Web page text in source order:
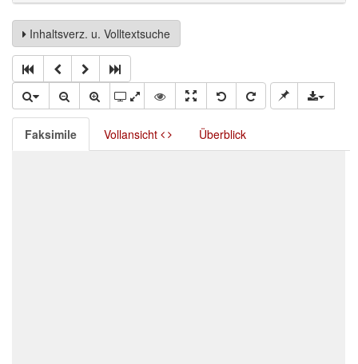
Inhaltsverz. u. Volltextsuche
Faksimile Vollansicht Überblick